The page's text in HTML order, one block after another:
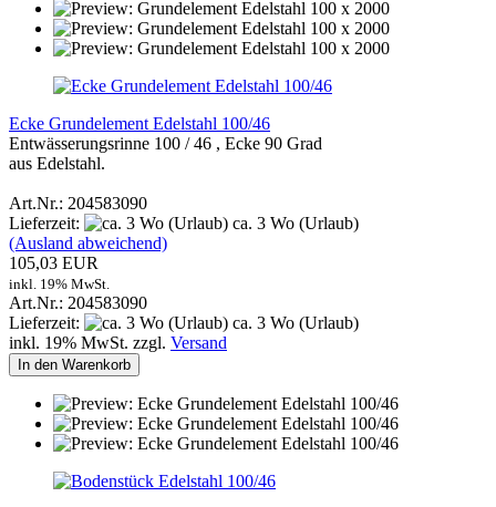
Ecke Grundelement Edelstahl 100/46
Entwässerungsrinne 100 / 46 , Ecke 90 Grad
aus Edelstahl.
Art.Nr.: 204583090
Lieferzeit:
ca. 3 Wo (Urlaub)
(Ausland abweichend)
105,03 EUR
inkl. 19% MwSt.
Art.Nr.: 204583090
Lieferzeit:
ca. 3 Wo (Urlaub)
inkl. 19% MwSt. zzgl. Versand
In den Warenkorb